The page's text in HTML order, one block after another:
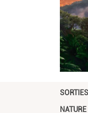
SORTIES
NATURE